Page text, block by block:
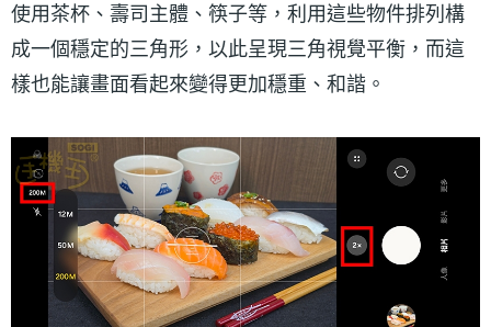
使用茶杯、壽司主體、筷子等，利用這些物件排列構
成一個穩定的三角形，以此呈現三角視覺平衡，而這
樣也能讓畫面看起來變得更加穩重、和諧。